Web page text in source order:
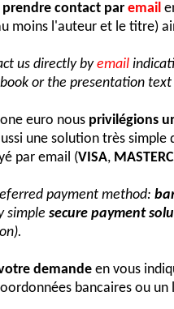
prendre contact par email
moins l'auteur et le titre)
us directly byemail
or the presentation
euro nous privilégions
une solution très simple
par email (VISA,
payment method:
simple secure payment
demande en vous
bancaires ou